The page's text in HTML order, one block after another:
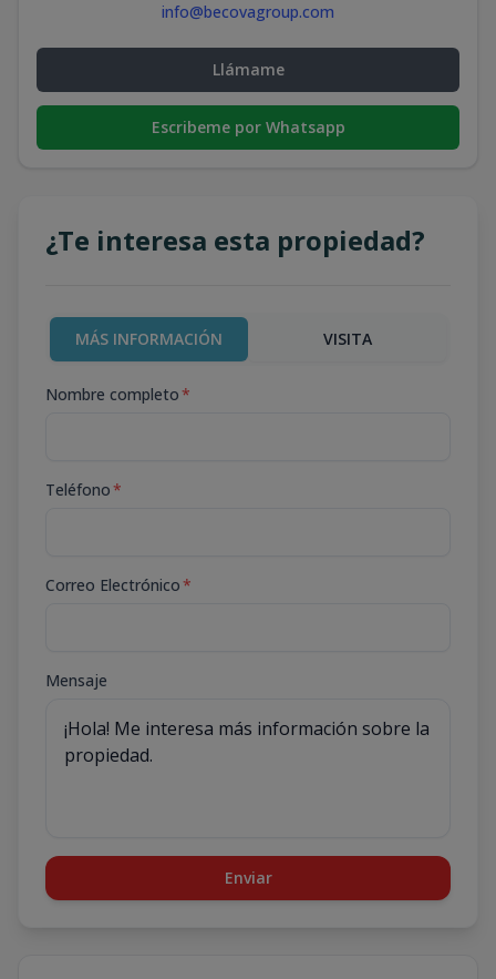
info@becovagroup.com
Llámame
Escribeme por Whatsapp
¿Te interesa esta propiedad?
MÁS INFORMACIÓN VISITA
Nombre completo*
Teléfono*
Correo Electrónico*
Mensaje
Enviar